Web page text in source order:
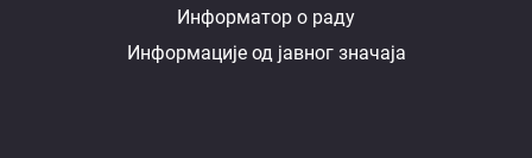
Информатор о раду
Информације од јавног значаја